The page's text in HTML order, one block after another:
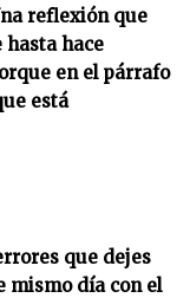
reflexión que
hasta hace
en el párrafo
está
que dejes
mismo día con el